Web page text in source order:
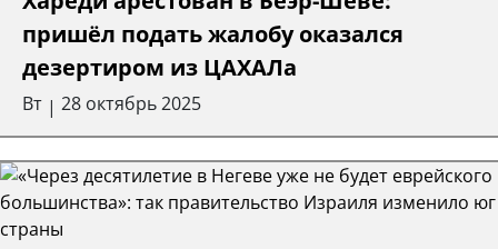
пришёл подать жалобу оказался
дезертиром из ЦАХАЛа
Вт | 28 октябрь 2025